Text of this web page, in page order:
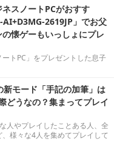
スノートPCがおすす
2619JP」でお父
懐ゲーもいっしょにプレ
トPC」をプレゼントした息子
モード「手記の加筆」は
うなの？集まってプレイ
人やプレイしたことある人、全
様々な4人を集めてプレイして